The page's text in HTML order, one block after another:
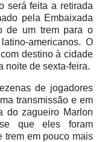
será feita a retirada
pela Embaixada
de um trem para o
americanos. O
destino à cidade
noite de sexta-feira.
de jogadores
transmissão e em
do zagueiro Marlon
que eles foram
trem em pouco mais